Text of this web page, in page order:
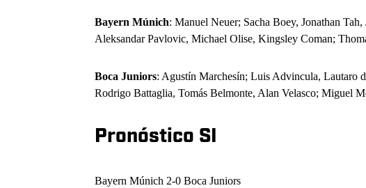
Bayern Múnich: Manuel Neuer; Sacha Boey, Jonathan
Aleksandar Pavlovic, Michael Olise, Kingsley Coman;
Boca Juniors: Agustín Marchesín; Luis Advincula, Lautaro
Rodrigo Battaglia, Tomás Belmonte, Alan Velasco; Miguel
Pronóstico SI
Bayern Múnich 2-0 Boca Juniors